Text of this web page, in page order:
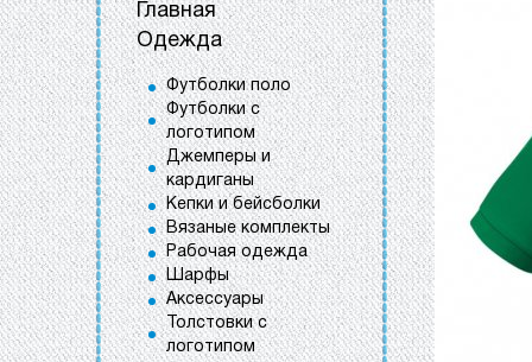
Главная
Одежда
Футболки поло
Футболки с
логотипом
Джемперы и
кардиганы
Кепки и бейсболки
Вязаные комплекты
Рабочая одежда
Шарфы
Аксессуары
Толстовки с
логотипом